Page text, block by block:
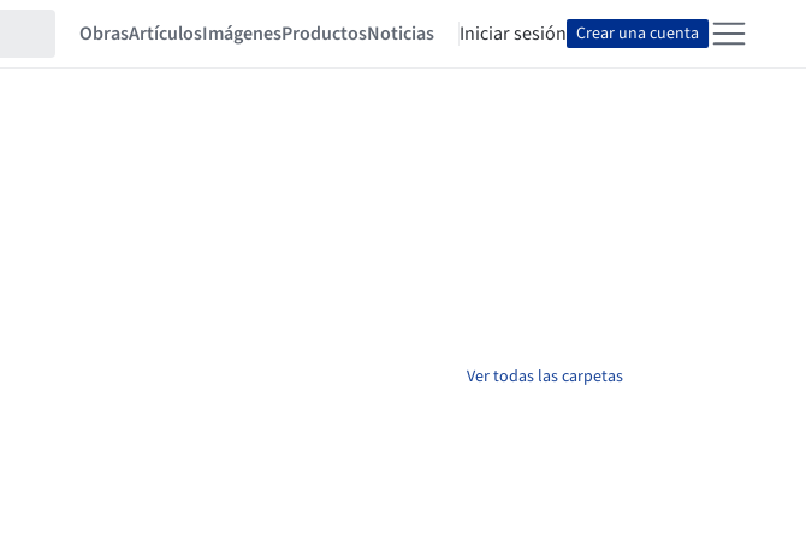
ObrasArtículosImágenesProductosNoticias Iniciar sesión Crear una cuenta
Ver todas las carpetas